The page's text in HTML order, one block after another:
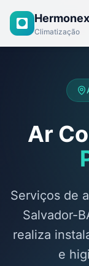
Hermonex
Climatização
Ar
Serviços de
Salvador-
realiza
e